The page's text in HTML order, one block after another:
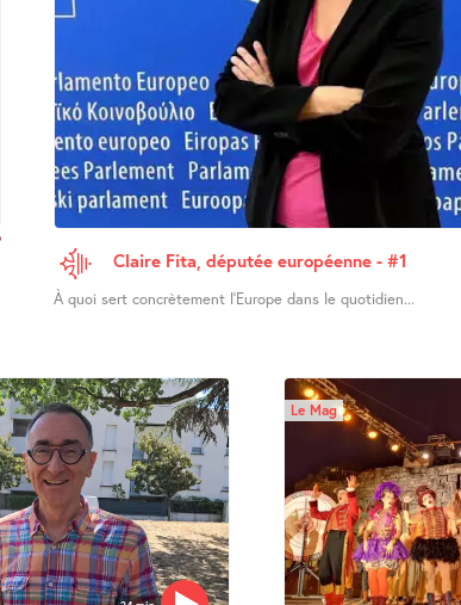
Claire Fita, députée européenne - #1
À quoi sert concrètement l’Europe dans le quotidien...
Le Mag